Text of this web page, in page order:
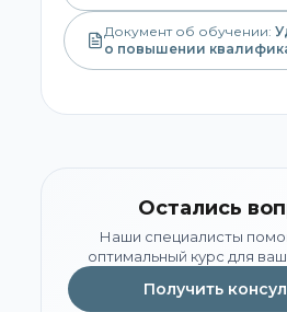
Документ об обучении:
о повышении
Остались
Наши специалисты
оптимальный курс для
Получить